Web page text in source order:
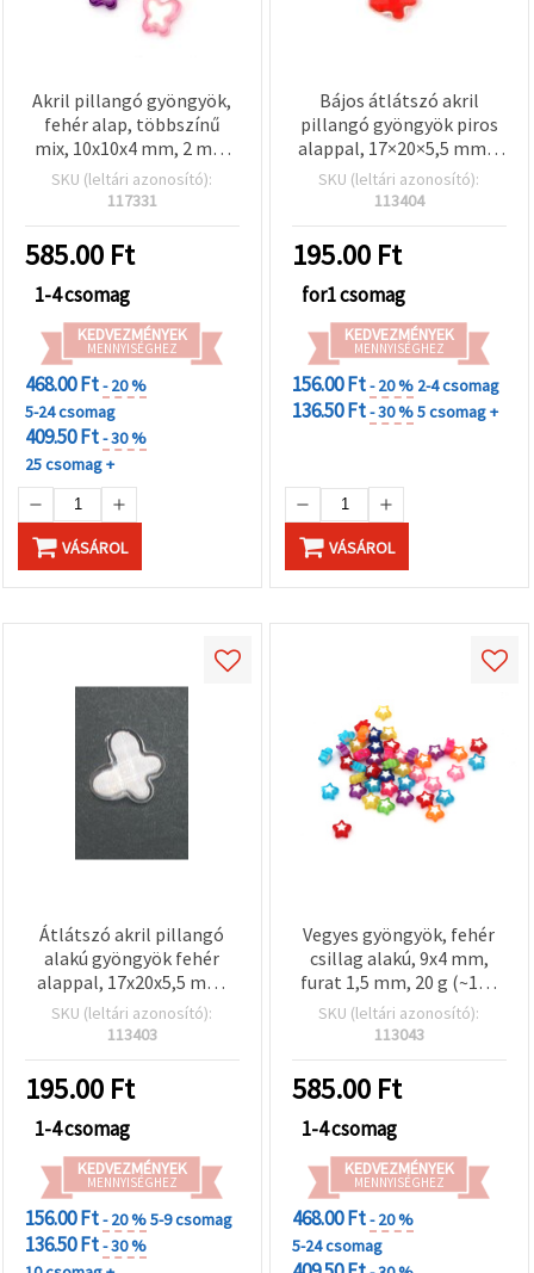
Akril pillangó gyöngyök,
fehér alap, többszínű
mix, 10x10x4 mm, 2 mm
furat, 20 g (kb. 71 db) –
ékszerkészítéshez,
nyakláncokhoz és DIY
dekorációkhoz
SKU (leltári azonosító):
117331
585.00 Ft
1-4 csomag
KEDVEZMÉNYEK
MENNYISÉGHEZ
468.00 Ft- 20 %
5-24 csomag
409.50 Ft- 30 %
25 csomag +
VÁSÁROL
Bájos átlátszó akril
pillangó gyöngyök piros
alappal, 17×20×5,5 mm –
10 db – Tökéletes játékos
ékszerkészítéshez és
SKU (leltári azonosító):
113404
195.00 Ft
for1 csomag
KEDVEZMÉNYEK
MENNYISÉGHEZ
156.00 Ft- 20 % 2-4 csomag
136.50 Ft- 30 %5 csomag +
VÁSÁROL
Átlátszó akril pillangó
alakú gyöngyök fehér
alappal, 17x20x5,5 mm,
víztiszta – 10 db
SKU (leltári azonosító):
113403
195.00 Ft
1-4 csomag
KEDVEZMÉNYEK
MENNYISÉGHEZ
156.00 Ft- 20 %5-9 csomag
136.50 Ft- 30 %
Vegyes gyöngyök, fehér
csillag alakú, 9x4 mm,
furat 1,5 mm, 20 g (~110
db)
SKU (leltári azonosító):
113043
585.00 Ft
1-4 csomag
KEDVEZMÉNYEK
MENNYISÉGHEZ
468.00 Ft- 20 %
5-24 csomag